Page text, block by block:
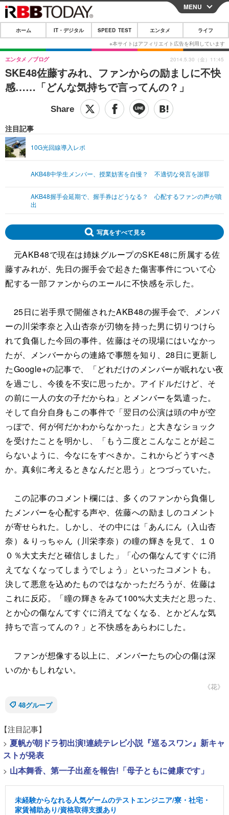
CLOSE
ホーム
IT・デジタル
IT・デジタルTOP スマートフォン
その他
SPEED TEST
映画・ドラマ
グラビア ブログ
ショッピング その他
ライフTOP
リリース一覧
MENU
ホーム IT・デジタル SPEED TEST エンタメ ライフ
SKE48佐藤すみれ、ファンからの励ましに不快
感……「どんな気持ちで言ってんの？」
エンタメ ブログ
注目記事
10G光回線導入レポ
AKB48中学生メンバー、授業妨害を自慢？ 不適切な発言を謝罪
AKB48握手会延期で、握手券はどうなる？ 心配するファンの声が噴
出
2014.5.30（金）11:45
写真をすべて見る
元AKB48で現在は姉妹グループのSKE48に所属する佐
藤すみれが、先日の握手会で起きた傷害事件について心
配する一部ファンからのエールに不快感を示した。
25日に岩手県で開催されたAKB48の握手会で、メンバ
ーの川栄李奈と入山杏奈が刃物を持った男に切りつけら
れて負傷した今回の事件。佐藤はその現場にはいなかっ
たが、メンバーからの連絡で事態を知り、28日に更新し
たGoogle+の記事で、「どれだけのメンバーが眠れない夜
を過ごし、今後を不安に思ったか。アイドルだけど、そ
の前に一人の女の子だからね」とメンバーを気遣った。
そして自分自身もこの事件で「翌日の公演は頭の中が空
っぽで、何が何だかわからなかった」と大きなショック
を受けたことを明かし、「もう二度とこんなことが起こ
らないように、今なにをすべきか。これからどうすべき
か。真剣に考えるときなんだと思う」とつづっていた。
この記事のコメント欄には、多くのファンから負傷し
たメンバーを心配する声や、佐藤への励ましのコメント
が寄せられた。しかし、その中には「あんにん（入山杏
奈）＆りっちゃん（川栄李奈）の瞳の輝きを見て、１０
０％大丈夫だと確信しました」「心の傷なんてすぐに消
えてなくなってしまうでしょう」といったコメントも。
決して悪意を込めたものではなかっただろうが、佐藤は
これに反応。「瞳の輝きをみて100%大丈夫だと思った、
とか心の傷なんてすぐに消えてなくなる、とかどんな気
持ちで言ってんの？」と不快感をあらわにした。
ファンが想像する以上に、メンバーたちの心の傷は深
いのかもしれない。
《花》
48グループ
【注目記事】
> 夏帆が朝ドラ初出演!連続テレビ小説『巡るスワン』新キャ
ストが発表
> 山本舞香、第一子出産を報告!「母子ともに健康です」
未経験からなれる人気ゲームのテストエンジニア/寮・社宅・
家賃補助あり/資格取得支援あり